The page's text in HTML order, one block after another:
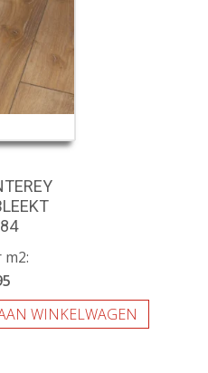
WINKELWAGEN